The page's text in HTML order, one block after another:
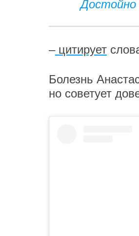
Достойно
–цитирует
Болезнь
но советует